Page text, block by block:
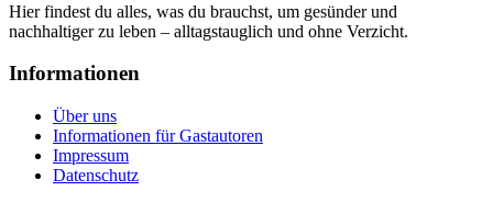
Hier findest du alles, was du brauchst, um gesünder und
nachhaltiger zu leben – alltagstauglich und ohne Verzicht.
Informationen
Über uns
Informationen für Gastautoren
Impressum
Datenschutz